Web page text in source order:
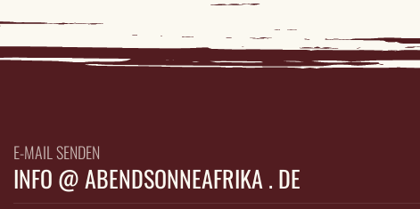
E-MAIL SENDEN
INFO @ ABENDSONNEAFRIKA . DE